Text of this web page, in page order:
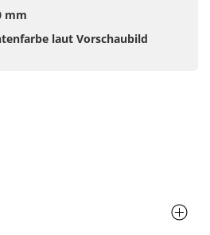
mm
laut Vorschaubild